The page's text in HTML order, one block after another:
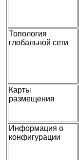
Топология
глобальной сети
Карты
размещения
Информация о
конфигурации